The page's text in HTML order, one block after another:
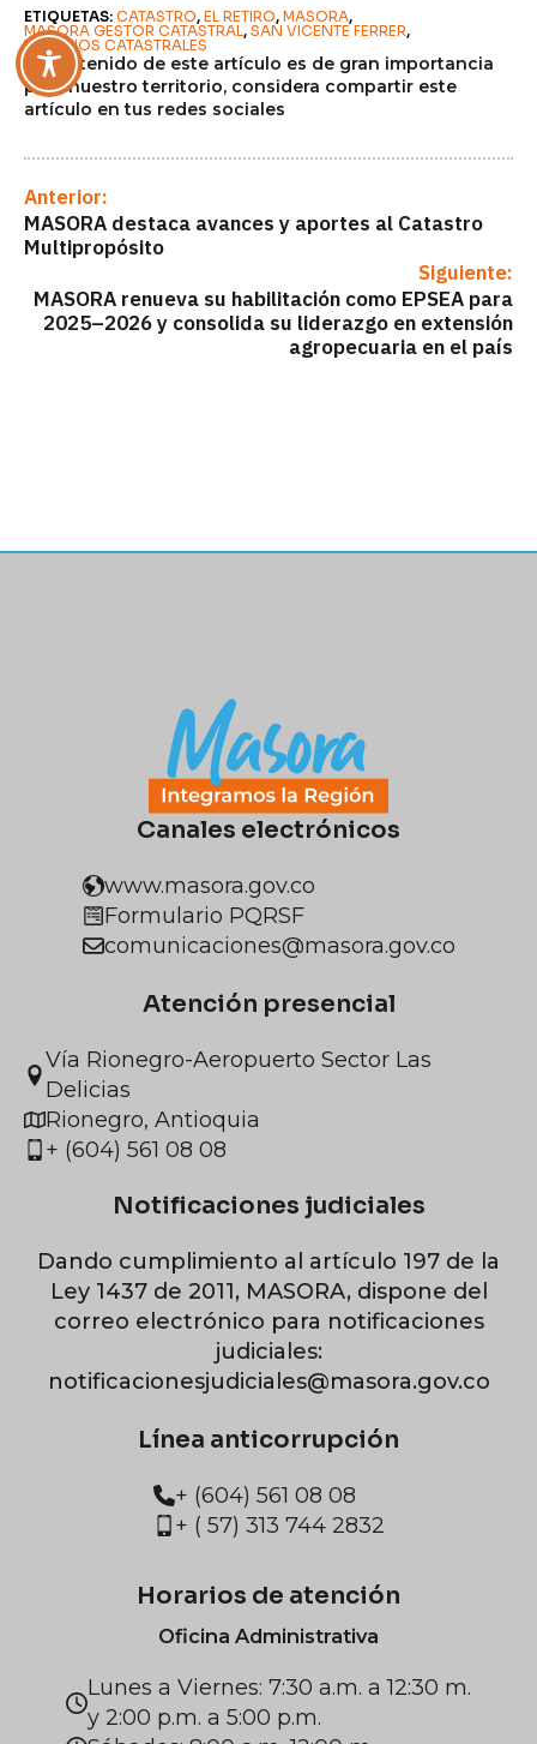
ETIQUETAS: CATASTRO EL RETIRO MASORA
MASORA GESTOR CATASTRAL SAN VICENTE FERRER
TÉRMINOS CATASTRALES
El contenido de este artículo es de gran importancia
para nuestro territorio, considera compartir este
artículo en tus redes sociales
Anterior:
MASORA destaca avances y aportes al Catastro
Multipropósito
Siguiente:
MASORA renueva su habilitación como EPSEA para
2025–2026 y consolida su liderazgo en extensión
agropecuaria en el país
Canales electrónicos
www.masora.gov.co
Formulario PQRSF
comunicaciones@masora.gov.co
Atención presencial
Vía Rionegro-Aeropuerto Sector Las
Delicias
Rionegro, Antioquia
+ (604) 561 08 08
Notificaciones judiciales
Dando cumplimiento al artículo 197 de la
Ley 1437 de 2011, MASORA, dispone del
correo electrónico para notificaciones
judiciales:
notificacionesjudiciales@masora.gov.co
Línea anticorrupción
+ (604) 561 08 08
+ ( 57) 313 744 2832
Horarios de atención
Oficina Administrativa
Lunes a Viernes: 7:30 a.m. a 12:30 m.
y 2:00 p.m. a 5:00 p.m.